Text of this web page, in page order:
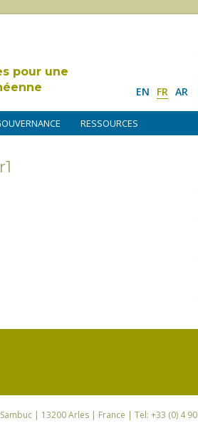
pour une
EN FR AR
RESSOURCES
| 13200 Arles | France | Tel: +33 (0) 4